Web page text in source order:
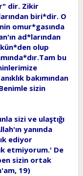
dir. Zikir
biri*dir. O
omur*gasında
ad*larından
olup
bu
bakımından
sizin
sizi ve ulaştığı
yanında
ediyor
etmiyorum.' De
sizin ortak
19)